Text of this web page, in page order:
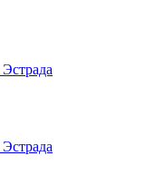
Эстрада
Эстрада